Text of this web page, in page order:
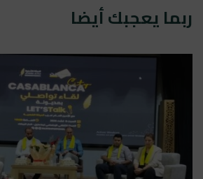
ربما يعجبك أيضا